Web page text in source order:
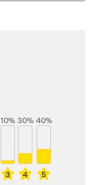
3
10%
4
30%
5
40%